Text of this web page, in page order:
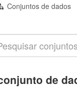
Conjuntos de dados
de